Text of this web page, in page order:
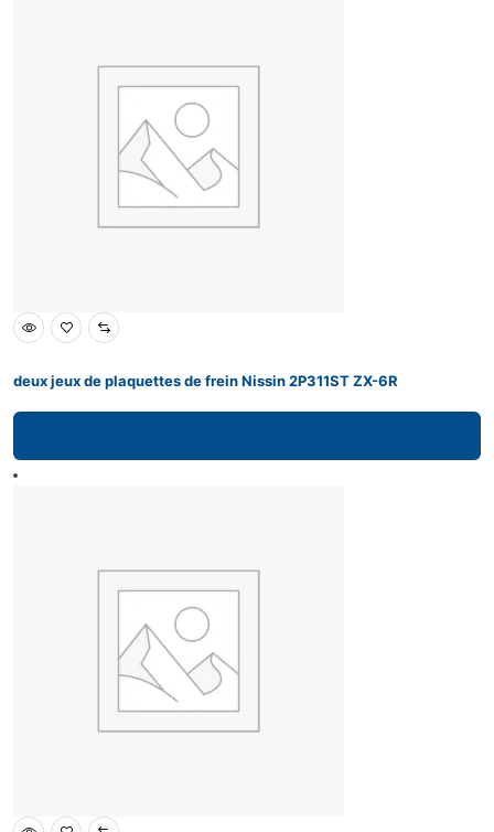
deux jeux de plaquettes de frein Nissin 2P311ST ZX-6R